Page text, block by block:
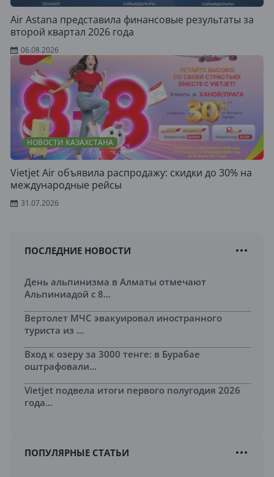
Air Astana представила финансовые результаты за
второй квартал 2026 года
06.08.2026
НОВОСТИ КАЗАХСТАНА
Vietjet Air объявила распродажу: скидки до 30% на
международные рейсы
31.07.2026
ПОСЛЕДНИЕ НОВОСТИ
День альпинизма в Алматы отмечают
Альпиниадой с 8...
Вертолет МЧС эвакуировал иностранного
туриста из ...
Вход к озеру за 3000 тенге: в Бурабае
оштрафовали...
Vietjet подвела итоги первого полугодия 2026
года...
ПОПУЛЯРНЫЕ СТАТЬИ